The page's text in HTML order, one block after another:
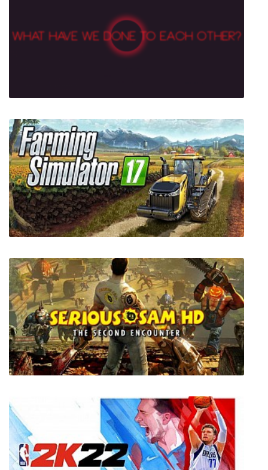
What Have We Done to Each Other?
Farming Simulator 17 Platinum Edition